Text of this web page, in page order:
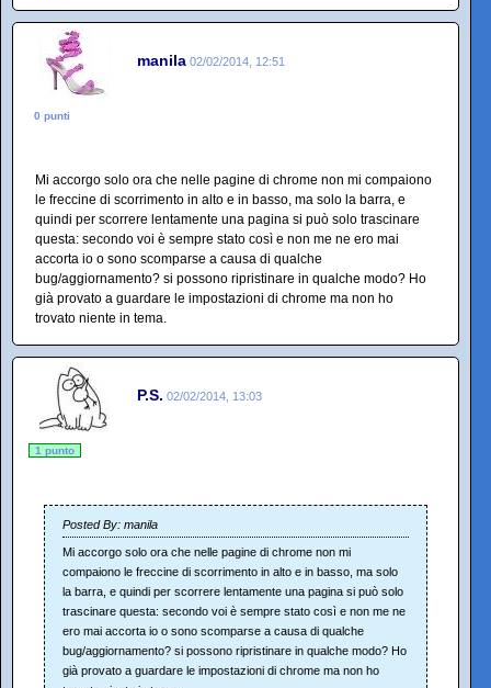
manila 02/02/2014, 12:51
0 punti
Mi accorgo solo ora che nelle pagine di chrome non mi compaiono
le freccine di scorrimento in alto e in basso, ma solo la barra, e
quindi per scorrere lentamente una pagina si può solo trascinare
questa: secondo voi è sempre stato così e non me ne ero mai
accorta io o sono scomparse a causa di qualche
bug/aggiornamento? si possono ripristinare in qualche modo? Ho
già provato a guardare le impostazioni di chrome ma non ho
trovato niente in tema.
P.S. 02/02/2014, 13:03
1 punto
Posted By: manila
Mi accorgo solo ora che nelle pagine di chrome non mi
compaiono le freccine di scorrimento in alto e in basso, ma solo
la barra, e quindi per scorrere lentamente una pagina si può solo
trascinare questa: secondo voi è sempre stato così e non me ne
ero mai accorta io o sono scomparse a causa di qualche
bug/aggiornamento? si possono ripristinare in qualche modo? Ho
già provato a guardare le impostazioni di chrome ma non ho